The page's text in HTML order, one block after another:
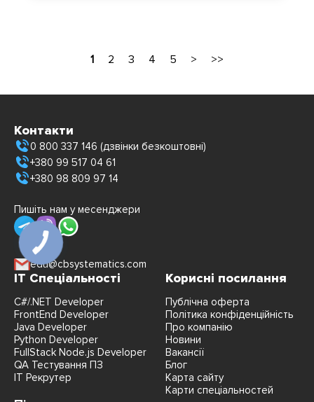
1 2 3 4 5 > >>
Контакти
0 800 337 146 (дзвінки безкоштовні)
+380 99 517 04 61
+380 98 809 97 14
Пишіть нам у месенджери
edu@cbsystematics.com
IT Спеціальності
C#/.NET Developer
FrontEnd Developer
Java Developer
Python Developer
FullStack Node.js Developer
QA Тестування ПЗ
IT Рекрутер
Корисні посилання
Публічна оферта
Політика конфіденційність
Про компанію
Новини
Вакансії
Блог
Карта сайту
Карти спеціальностей